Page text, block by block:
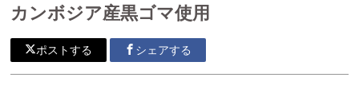
べられる生の胡椒の実
生胡椒(グリーンペッパー）
カンボジア産黒ゴマ使用
ポストする シェアする